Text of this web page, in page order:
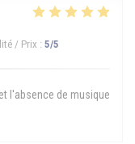
/ Prix : 5/5
l'absence de musique